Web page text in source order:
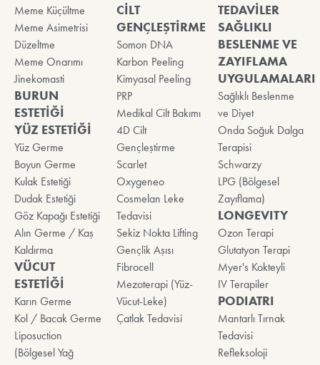
Meme Küçültme
Meme Asimetrisi
Düzeltme
Meme Onarımı
Jinekomasti
BURUN
ESTETİĞİ
YÜZ ESTETİĞİ
Yüz Germe
Boyun Germe
Kulak Estetiği
Dudak Estetiği
Göz Kapağı Estetiği
Alın Germe / Kaş
Kaldırma
VÜCUT
ESTETİĞİ
Karın Germe
Kol / Bacak Germe
Liposuction
(Bölgesel Yağ
CİLT
GENÇLEŞTİRME
Somon DNA
Karbon Peeling
Kimyasal Peeling
PRP
Medikal Cilt Bakımı
4D Cilt
Gençleştirme
Scarlet
Oxygeneo
Cosmelan Leke
Tedavisi
Sekiz Nokta Lifting
Gençlik Aşısı
Fibrocell
Mezoterapi (Yüz-
Vücut-Leke)
Çatlak Tedavisi
TEDAVİLER
SAĞLIKLI
BESLENME VE
ZAYIFLAMA
UYGULAMALARI
Sağlıklı Beslenme
ve Diyet
Onda Soğuk Dalga
Terapisi
Schwarzy
LPG (Bölgesel
Zayıflama)
LONGEVITY
Ozon Terapi
Glutatyon Terapi
Myer's Kokteyli
IV Terapiler
PODIATRI
Mantarlı Tırnak
Tedavisi
Refleksoloji